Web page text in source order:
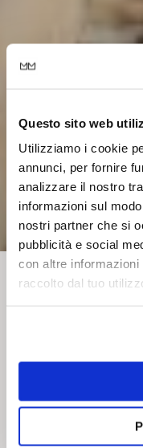
Questo sito web
Utilizziamo i cookie
annunci, per fornire
analizzare il nostro
informazioni sul
nostri partner che si
pubblicità e social
con altre
raccolto dal tuo
Consulenza
showroom
offre